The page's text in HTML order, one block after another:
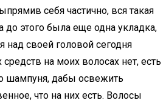
себя частично, вся такая
до этого была еще одна укладка,
над своей головой сегодня
на моих волосах нет, есть
шампуня, дабы освежить
что на них есть. Волосы